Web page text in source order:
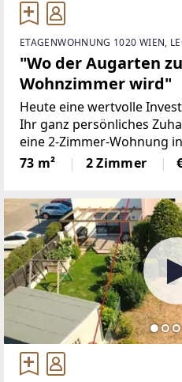
ETAGENWOHNUNG 1020 WIEN,
"Wo der Augarten
Wohnzimmer wird"
Heute eine wertvolle
Ihr ganz persönliches
eine 2-Zimmer-Wohnung
Grünblick auf der einen
Stadtleben auf der
73 m² 2 Zimmer